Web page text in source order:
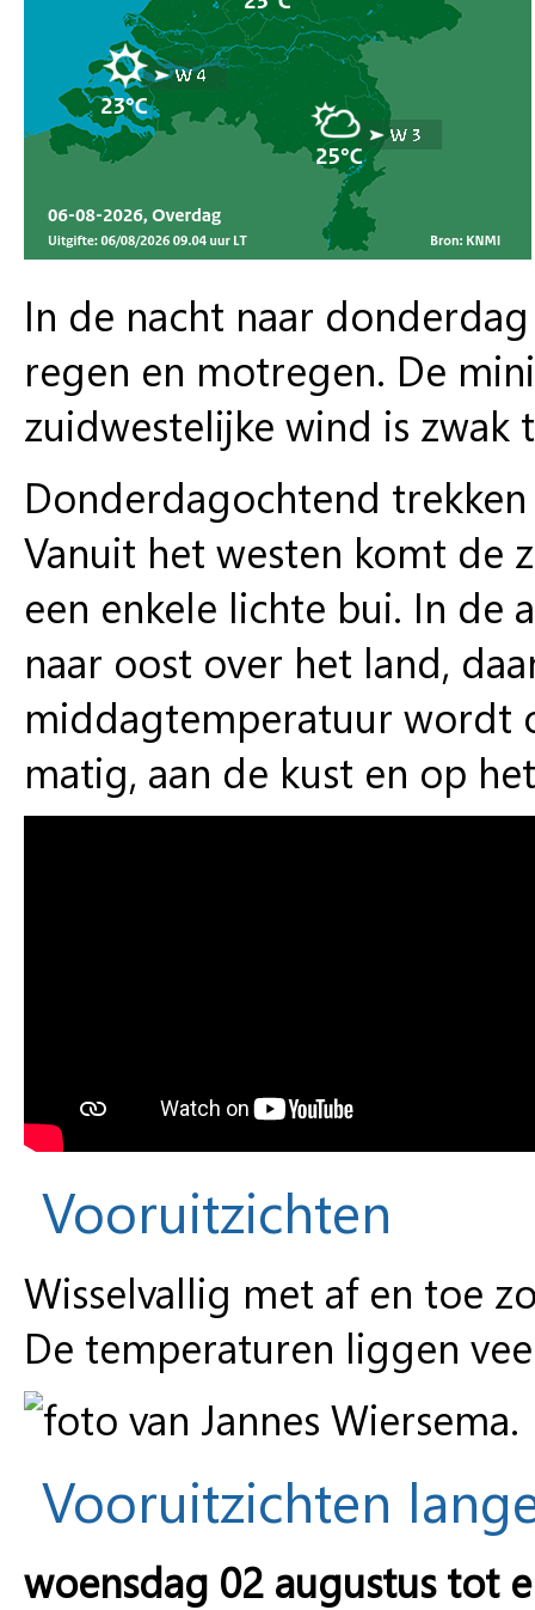
In de nacht naar
regen en motregen. De
zuidwestelijke wind is zwak
Donderdagochtend
Vanuit het westen komt de
een enkele lichte bui. In de
naar oost over het land,
middagtemperatuur wordt
matig, aan de kust en op
Vooruitzichten
Wisselvallig met af en toe
De temperaturen liggen
Vooruitzichten
woensdag 02 augustus tot